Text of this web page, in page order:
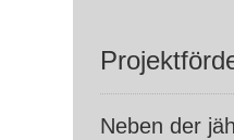
Neben der